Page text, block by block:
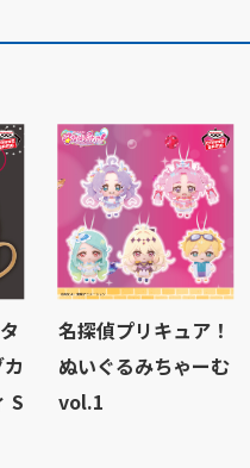
S
名探偵プリキュア！
ぬいぐるみちゃーむ
vol.1